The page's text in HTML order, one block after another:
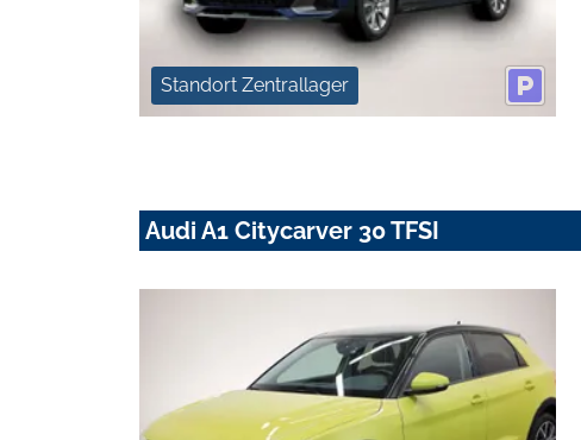
Standort Zentrallager
Audi A1 Citycarver 30 TFSI